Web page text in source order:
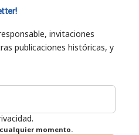
invitaciones
publicaciones históricas, y
momento.